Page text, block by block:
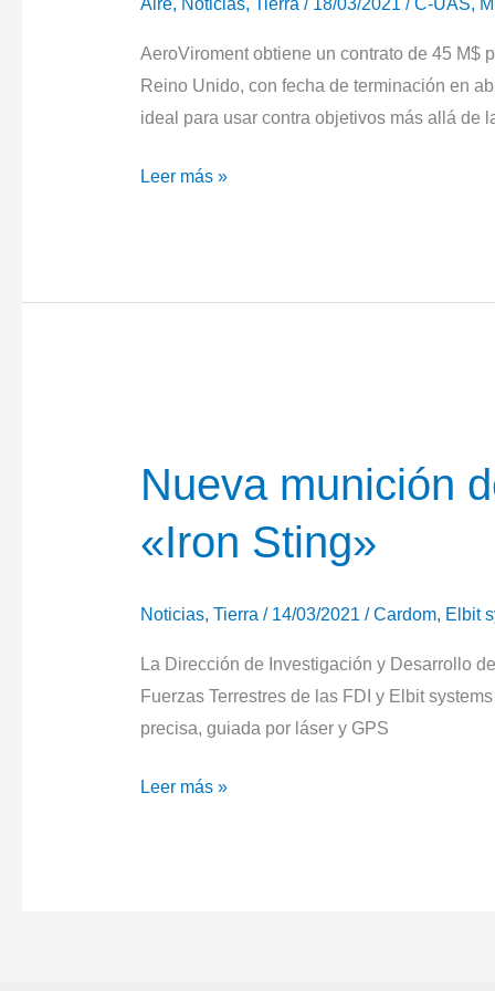
Aire, Noticias, Tierra / 18/03/2021 /C-UAS,
AeroViroment obtiene un contrato de 45 M$
Reino Unido, con fecha de terminación en
ideal para usar contra objetivos más allá de
Reino
merodeadoras
Leer más »
Nueva munición
«Iron Sting»
Noticias, Tierra / 14/03/2021 /Cardom, Elbit
La Dirección de Investigación y Desarrollo
Fuerzas Terrestres de las FDI y Elbit
precisa, guiada por láser y GPS
Nueva
Leer más »